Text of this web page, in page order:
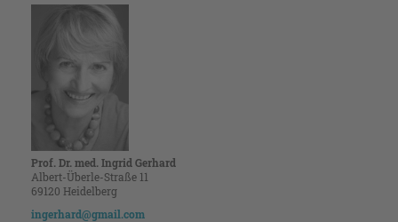
Prof. Dr. med. Ingrid Gerhard
Albert-Überle-Straße 11
69120 Heidelberg
ingerhard@gmail.com